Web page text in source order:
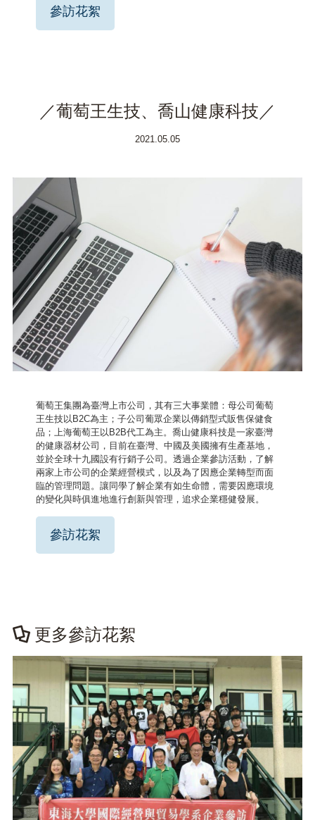
參訪花絮
／葡萄王生技、喬山健康科技／
2021.05.05
葡萄王集團為臺灣上市公司，其有三大事業體：母公司葡萄
王生技以B2C為主；子公司葡眾企業以傳銷型式販售保健食
品；上海葡萄王以B2B代工為主。喬山健康科技是一家臺灣
的健康器材公司，目前在臺灣、中國及美國擁有生產基地，
並於全球十九國設有行銷子公司。透過企業參訪活動，了解
兩家上市公司的企業經營模式，以及為了因應企業轉型而面
臨的管理問題。讓同學了解企業有如生命體，需要因應環境
的變化與時俱進地進行創新與管理，追求企業穩健發展。
參訪花絮
更多參訪花絮